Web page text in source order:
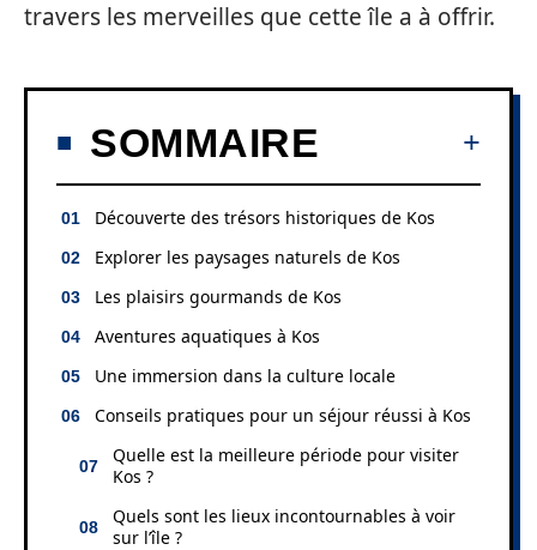
travers les merveilles que cette île a à offrir.
SOMMAIRE
Découverte des trésors historiques de Kos
Explorer les paysages naturels de Kos
Les plaisirs gourmands de Kos
Aventures aquatiques à Kos
Une immersion dans la culture locale
Conseils pratiques pour un séjour réussi à Kos
Quelle est la meilleure période pour visiter
Kos ?
Quels sont les lieux incontournables à voir
sur l’île ?